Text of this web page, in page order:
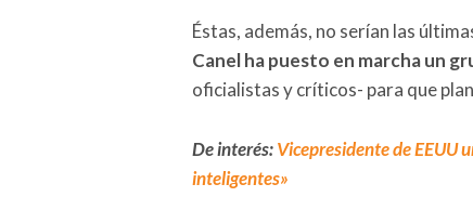
Éstas, además, no serían las
Canel ha puesto en marcha un
oficialistas y críticos- para que
De interés:Vicepresidente de EEUU
inteligentes»